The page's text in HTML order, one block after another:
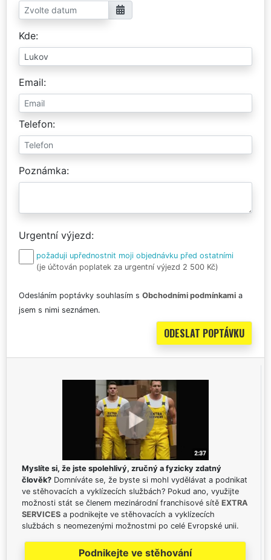
Kde
Email
Telefon
Poznámka
Urgentní výjezd
požaduji upřednostnit moji objednávku před ostatními
(je účtován poplatek za urgentní výjezd 2 500 Kč)
Odesláním poptávky souhlasím s Obchodními podmínkami a
jsem s nimi seznámen.
Myslíte si, že jste spolehlivý, zručný a fyzicky zdatný
člověk? Domníváte se, že byste si mohl vydělávat a podnikat
ve stěhovacích a vyklízecích službách? Pokud ano, využijte
možnosti stát se členem mezinárodní franchisové sítě EXTRA
SERVICES a podnikejte ve stěhovacích a vyklízecích
službách s neomezenými možnostmi po celé Evropské unii.
Podnikejte ve stěhování